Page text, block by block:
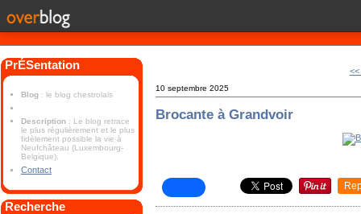
PrÉSentation
Blog : le blog chestrolais
Description : Le blog retrace
le plus régulièrement et le plus
fidèlement possible la vie à
Neufchâteau (Luxembourg-
Belgique).
Contact
Recherche
10 septembre 2025
Brocante à Grandvoir